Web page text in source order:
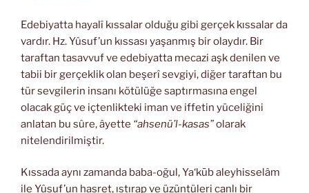
Edebiyatta hayalî kıssalar olduğu gibi gerçek kıssalar da
vardır. Hz. Yûsuf’un kıssası yaşanmış bir olaydır. Bir
taraftan tasavvuf ve edebiyatta mecazi aşk denilen ve
tabii bir gerçeklik olan beşerî sevgiyi, diğer taraftan bu
tür sevgilerin insanı kötülüğe saptırmasına engel
olacak güç ve içtenlikteki iman ve iffetin yüceliğini
anlatan bu sûre, âyette “ahsenü’l-kasas”olarak
nitelendirilmiştir.
Kıssada aynı zamanda baba-oğul, Ya‘kūb aleyhisselâm
ile Yûsuf’un hasret, ıstırap ve üzüntüleri canlı bir